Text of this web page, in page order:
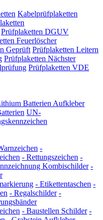
Kabelprüfplaketten
Prüfplaketten DGUV
Feuerlöscher
Geprüft Prüfplaketten Leitern
Prüfplaketten Nächster
Prüfplaketten VDE
Batterien Aufkleber
UN-
-
- Rettungszeichen -
Kombischilder -
- Etikettentaschen -
- Regalschilder -
- Baustellen Schilder -